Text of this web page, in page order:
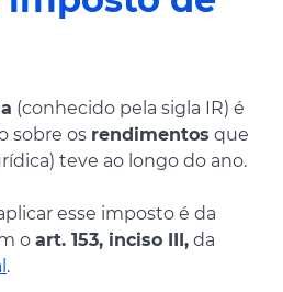
(conhecido pela sigla IR) é
sobre os rendimentos que
teve ao longo do ano.
esse imposto é da
o art. 153, inciso III, da
.